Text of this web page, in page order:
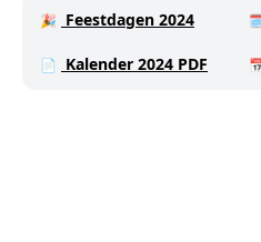
🎉 Feestdagen 2024
📄 Kalender 2024 PDF